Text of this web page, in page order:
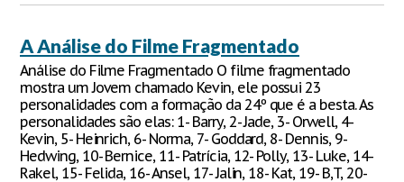
A Análise do Filme Fragmentado
Análise do Filme Fragmentado O filme fragmentado
mostra um Jovem chamado Kevin, ele possui 23
personalidades com a formação da 24º que é a besta. As
personalidades são elas: 1- Barry, 2- Jade, 3- Orwell, 4-
Kevin, 5- Heinrich, 6- Norma, 7- Goddard, 8- Dennis, 9-
Hedwing, 10- Bernice, 11- Patrícia, 12- Polly, 13- Luke, 14-
Rakel, 15- Felida, 16- Ansel, 17- Jalin, 18- Kat, 19- B,T, 20-